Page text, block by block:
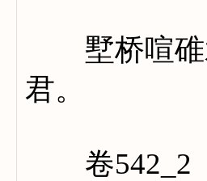
墅桥喧碓
君。
卷542_2